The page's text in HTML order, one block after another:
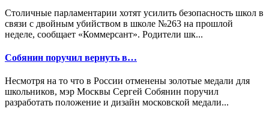
Столичные парламентарии хотят усилить безопасность школ в
связи с двойным убийством в школе №263 на прошлой
неделе, сообщает «Коммерсант». Родители шк...
Собянин поручил вернуть в…
Несмотря на то что в России отменены золотые медали для
школьников, мэр Москвы Сергей Собянин поручил
разработать положение и дизайн московской медали...